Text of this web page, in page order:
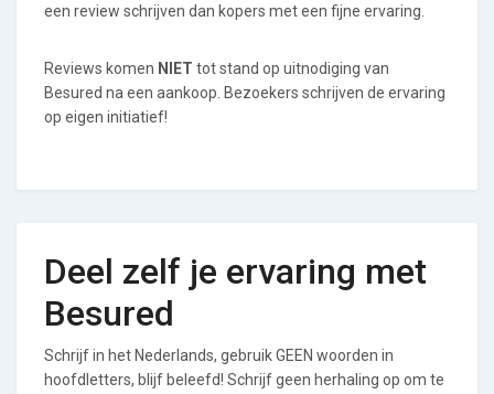
een review schrijven dan kopers met een fijne ervaring.
Reviews komen NIET tot stand op uitnodiging van
Besured na een aankoop. Bezoekers schrijven de ervaring
op eigen initiatief!
Deel zelf je ervaring met
Besured
Schrijf in het Nederlands, gebruik GEEN woorden in
hoofdletters, blijf beleefd! Schrijf geen herhaling op om te